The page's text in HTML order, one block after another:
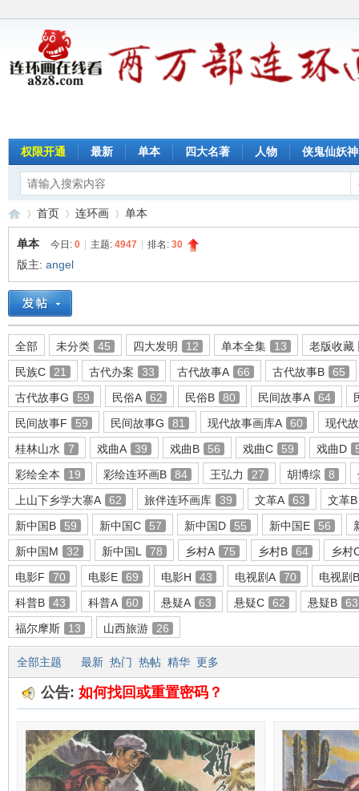
权限开通 最新 单本 四大名著 人物 侠鬼仙妖神
连
环
画
»
首页
›
连环画
›
单本
单本 今日: 0 主题: 4947 排名: 30
版主: angel
全部 未分类 45 四大发明 12 单本全集 13
老版收藏
民族C
21 古代办案 33 古代故事A 66 古代故事B
65
古代故事G
59 民俗A 62 民俗B 80 民间故事A 64
民间故事F
59 民间故事G 81 现代故事画库A 60
现代
桂林山水
7 戏曲A 39 戏曲B 56 戏曲C 59 戏曲D
彩绘全本
19 彩绘连环画B 84 王弘力 27 胡博综 8
上山下乡学大寨A
62 旅伴连环画库 39 文革A 63
文革B
新中国B
59 新中国C 57 新中国D 55 新中国E 56
新中国M
32 新中国L 78 乡村A 75 乡村B 64
乡村
电影F
70 电影E 69 电影H 43 电视剧A 70
电视剧B
科普B
43 科普A 60 悬疑A 63 悬疑C 62 悬疑B
63
福尔摩斯
13 山西旅游 26
全部主题 最新 热门 热帖 精华 更多
公告: 如何找回或重置密码？